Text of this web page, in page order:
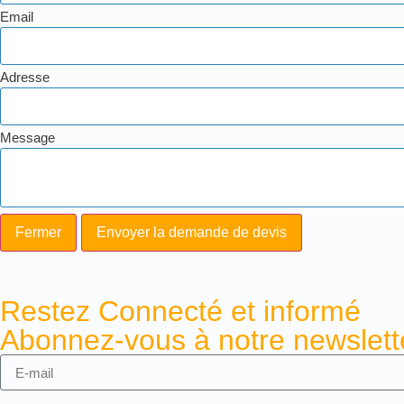
Email
Adresse
Message
Fermer Envoyer la demande de devis
Restez Connecté et informé
Abonnez-vous à notre